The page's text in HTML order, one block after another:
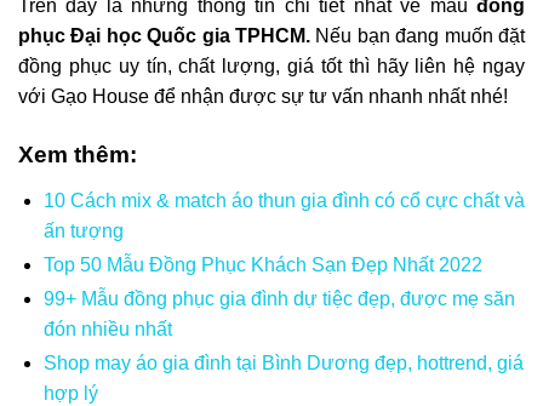
Trên đây là những thông tin chi tiết nhất về mẫu đồng
phục Đại học Quốc gia TPHCM. Nếu bạn đang muốn đặt
đồng phục uy tín, chất lượng, giá tốt thì hãy liên hệ ngay
với Gạo House để nhận được sự tư vấn nhanh nhất nhé!
Xem thêm:
10 Cách mix & match áo thun gia đình có cổ cực chất và
ấn tượng
Top 50 Mẫu Đồng Phục Khách Sạn Đẹp Nhất 2022
99+ Mẫu đồng phục gia đình dự tiệc đẹp, được mẹ săn
đón nhiều nhất
Shop may áo gia đình tại Bình Dương đẹp, hottrend, giá
hợp lý